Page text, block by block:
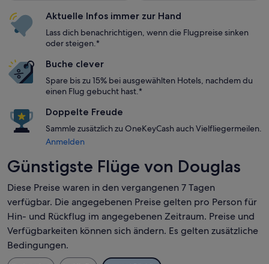
Aktuelle Infos immer zur Hand
Lass dich benachrichtigen, wenn die Flugpreise sinken
oder steigen.*
Buche clever
Spare bis zu 15% bei ausgewählten Hotels, nachdem du
einen Flug gebucht hast.*
Doppelte Freude
Sammle zusätzlich zu OneKeyCash auch Vielfliegermeilen.
Anmelden
Günstigste Flüge von Douglas
Diese Preise waren in den vergangenen 7 Tagen
verfügbar. Die angegebenen Preise gelten pro Person für
Hin- und Rückflug im angegebenen Zeitraum. Preise und
Verfügbarkeiten können sich ändern. Es gelten zusätzliche
Bedingungen.